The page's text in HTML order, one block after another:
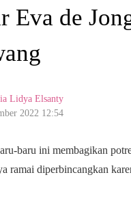
Eva de
Lidya Elsanty
2022 12:54
baru ini membagikan
ramai diperbincangkan